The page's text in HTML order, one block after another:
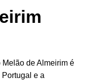
de Almeirim é
e a